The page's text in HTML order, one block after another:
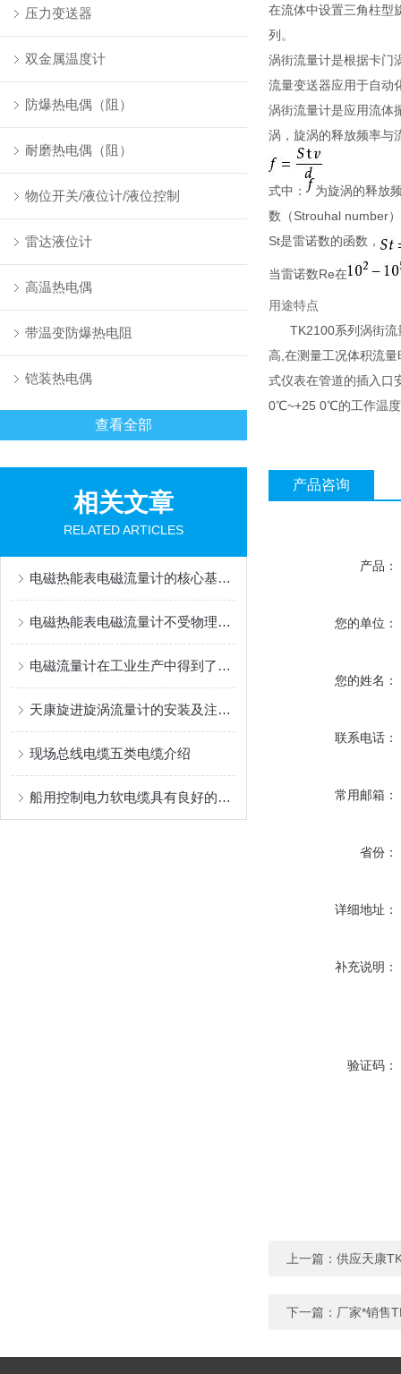
压力变送器
双金属温度计
防爆热电偶（阻）
耐磨热电偶（阻）
物位开关/液位计/液位控制
雷达液位计
高温热电偶
带温变防爆热电阻
铠装热电偶
查看全部
相关文章
RELATED ARTICLES
电磁热能表电磁流量计的核心基于法拉第电磁感应定律
电磁热能表电磁流量计不受物理参数影响
电磁流量计在工业生产中得到了广泛应用
天康旋进旋涡流量计的安装及注意事项
现场总线电缆五类电缆介绍
船用控制电力软电缆具有良好的电气性能
在流体中设置三角柱型
列。
涡街流量计是根据卡门
流量变送器应用于自动
涡街流量计是应用流体
涡，旋涡的释放频率与
式中：
为旋涡的释放
数（Strouhal number
St是雷诺数的函数，
当雷诺数Re在
用途特点
TK2100系列涡街流
高,在测量工况体积流
式仪表在管道的插入口
0℃~+25 0℃的工作温度
产品咨询
产品：
您的单位：
您的姓名：
联系电话：
常用邮箱：
省份：
详细地址：
补充说明：
验证码：
上一篇： 供应天康
下一篇： 厂家*销售